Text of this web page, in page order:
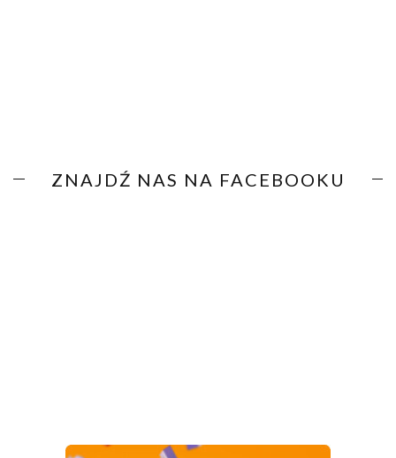
ZNAJDŹ NAS NA FACEBOOKU